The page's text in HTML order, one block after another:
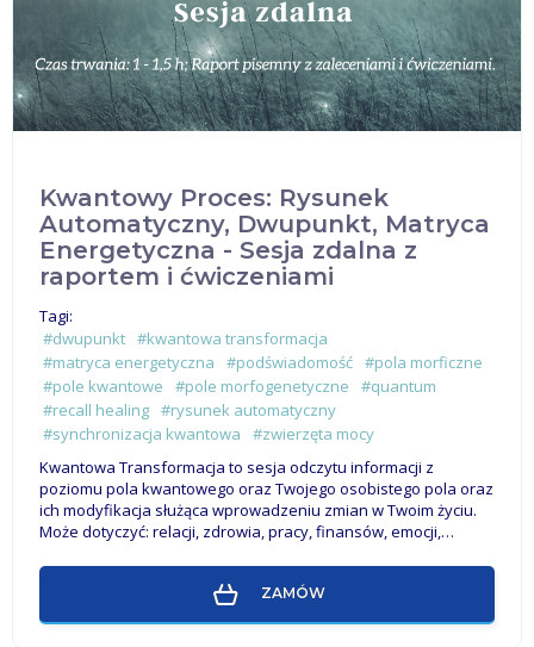
Kwantowy Proces: Rysunek
Automatyczny, Dwupunkt, Matryca
Energetyczna - Sesja zdalna z
raportem i ćwiczeniami
Tagi:
#dwupunkt #kwantowa transformacja
#matryca energetyczna
#podświadomość #pola morficzne
#pole kwantowe
#pole morfogenetyczne
#quantum
#recall healing #rysunek automatyczny
#synchronizacja kwantowa
#zwierzęta mocy
Kwantowa Transformacja to sesja odczytu informacji z
poziomu pola kwantowego oraz Twojego osobistego pola oraz
ich modyfikacja służąca wprowadzeniu zmian w Twoim życiu.
Może dotyczyć: relacji, zdrowia, pracy, finansów, emocji,…
ZAMÓW